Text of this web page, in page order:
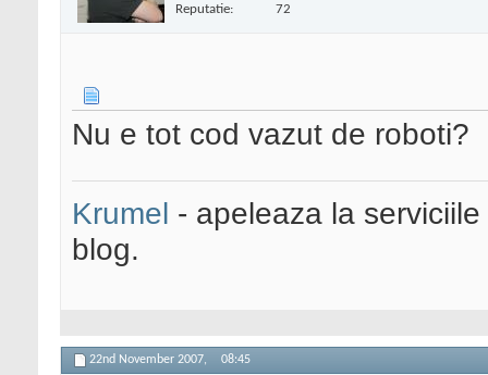
Reputatie: 72
Nu e tot cod vazut de roboti?
Krumel - apeleaza la
blog.
22nd November 2007, 08:45